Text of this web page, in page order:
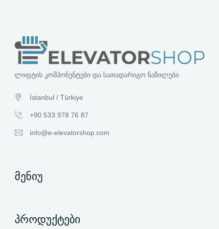
ლიფტის კომპონენტები და სათადარიგო ნაწილები
İstanbul / Türkiye
+90 533 978 76 87
info@e-elevatorshop.com
მენიუ
პროდუქტები